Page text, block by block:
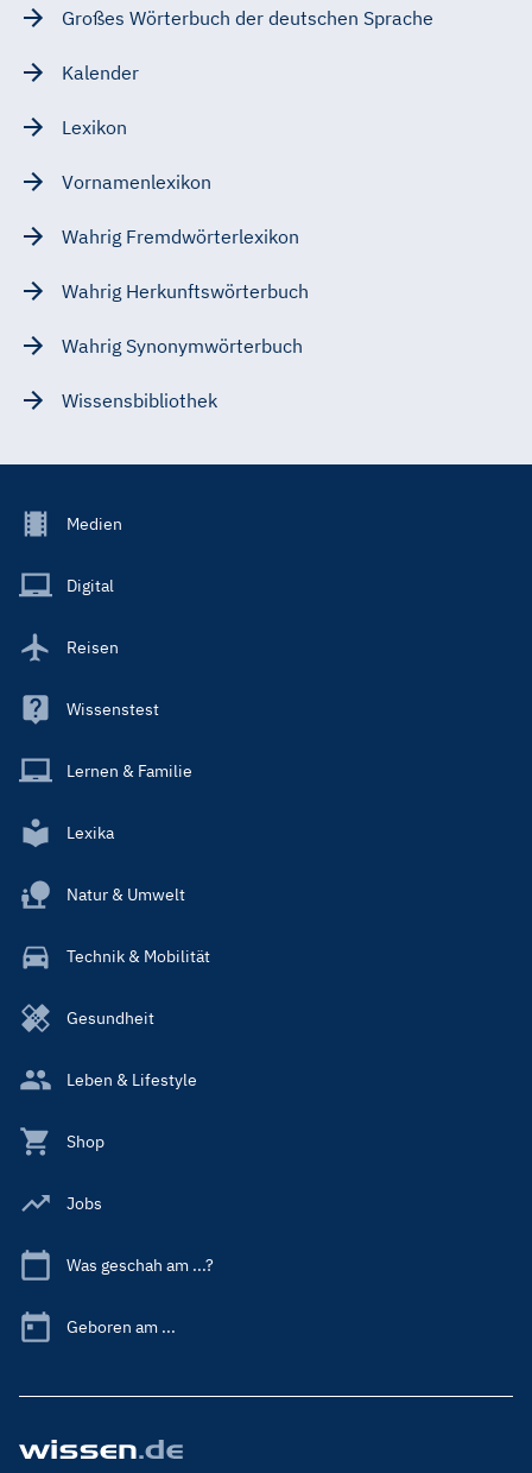
Großes Wörterbuch der deutschen Sprache
Kalender
Lexikon
Vornamenlexikon
Wahrig Fremdwörterlexikon
Wahrig Herkunftswörterbuch
Wahrig Synonymwörterbuch
Wissensbibliothek
Footer
Main
Medien
Digital
Reisen
Wissenstest
Lernen & Familie
Lexika
Natur & Umwelt
Technik & Mobilität
Gesundheit
Leben & Lifestyle
Shop
Jobs
Was geschah am ...?
Geboren am ...